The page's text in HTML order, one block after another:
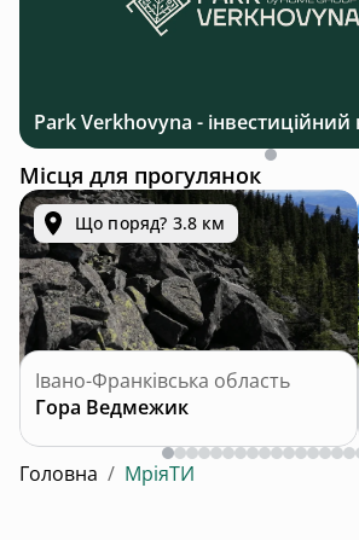
Місця для прогулянок
Що поряд? 3.8 км
Івано-Франківська область
Гора Ведмежик
Головна / МріяТИ